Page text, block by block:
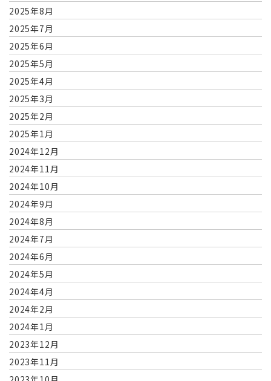
2025年8月
2025年7月
2025年6月
2025年5月
2025年4月
2025年3月
2025年2月
2025年1月
2024年12月
2024年11月
2024年10月
2024年9月
2024年8月
2024年7月
2024年6月
2024年5月
2024年4月
2024年2月
2024年1月
2023年12月
2023年11月